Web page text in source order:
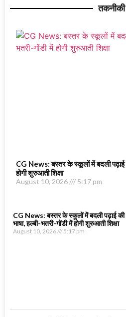
तकनीकी
CG News: बस्तर के स्कूलों में बदली पढ़ाई
होगी शुरुआती शिक्षा
August 10, 2026 5:17 pm
CG News: बस्तर के स्कूलों में बदली पढ़ाई की
भाषा, हल्बी-भतरी-गोंडी में होगी शुरुआती शिक्षा
August 10, 2026 5:17 pm